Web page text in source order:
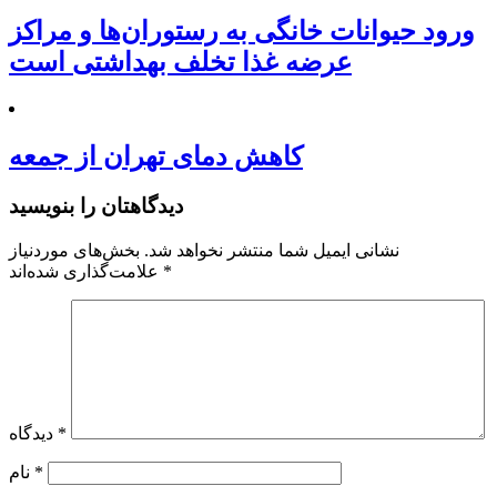
ورود حیوانات خانگی به رستوران‌ها و مراکز
عرضه غذا تخلف بهداشتی است
کاهش دمای تهران از جمعه
دیدگاهتان را بنویسید
نشانی ایمیل شما منتشر نخواهد شد. بخش‌های موردنیاز
*
*
*